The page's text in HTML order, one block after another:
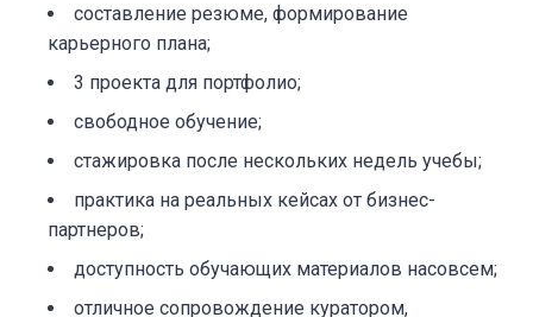
составление резюме, формирование
карьерного плана;
3 проекта для портфолио;
свободное обучение;
стажировка после нескольких недель учебы;
практика на реальных кейсах от бизнес-
партнеров;
доступность обучающих материалов насовсем;
отличное сопровождение куратором,